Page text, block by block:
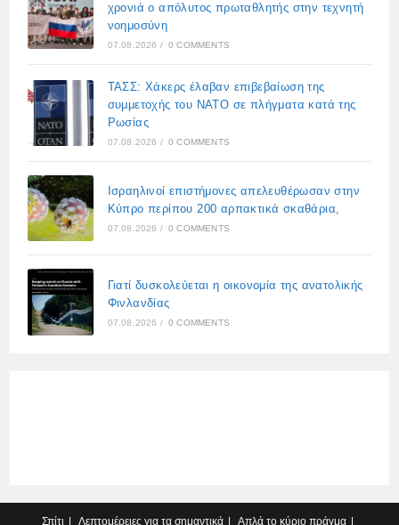
χρονιά ο απόλυτος πρωταθλητής στην τεχνητή
νοημοσύνη
07.08.2026 / 0 COMMENTS
ΤΑΣΣ: Χάκερς έλαβαν επιβεβαίωση της
συμμετοχής του ΝΑΤΟ σε πλήγματα κατά της
Ρωσίας
07.08.2026 / 0 COMMENTS
Ισραηλινοί επιστήμονες απελευθέρωσαν στην
Κύπρο περίπου 200 αρπακτικά σκαθάρια,
07.08.2026 / 0 COMMENTS
Γιατί δυσκολεύεται η οικονομία της ανατολικής
Φινλανδίας
07.08.2026 / 0 COMMENTS
Σπίτι Λεπτομέρειες για τα σημαντικά Απλά το κύριο πράγμα